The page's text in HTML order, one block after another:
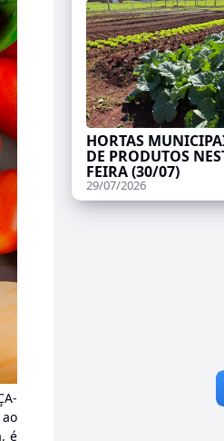
é
HORTAS
DE PRODUTOS
FEIRA (30/07)
29/07/2026